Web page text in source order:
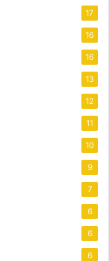
17
16
16
13
12
11
10
9
7
6
6
6